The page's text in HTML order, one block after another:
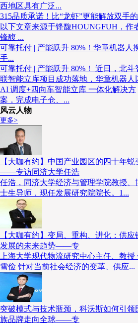
西地区具有广泛...
315品质承诺！比“龙虾”更能解放双手
以下文章来源于锋馥HOUNGFUH，作
锋馥 ...
可靠托付 | 产能跃升 80%！华章机器人
手...
可靠托付 | 产能跃升 80%！ 近日，北斗
联智能立库项目成功落地，华章机器人
AI 调度+四向车智能立库 一体化解决方
案，完成电子仓、...
风云人物
更多>
【大咖有约】中国产业园区的四十年蜕
——专访同济大学任浩
任浩，同济大学经济与管理学院教授、
士生导师，现任发展研究院院长。1...
【大咖有约】变局、重构、进化：供应
发展的未来趋势——专
上海大学现代物流研究中心主任、教授
雪俭 针对当前社会经济的变革、供应...
突破模式与技术瓶颈，科沃斯如何引领
族品牌走向全球——专